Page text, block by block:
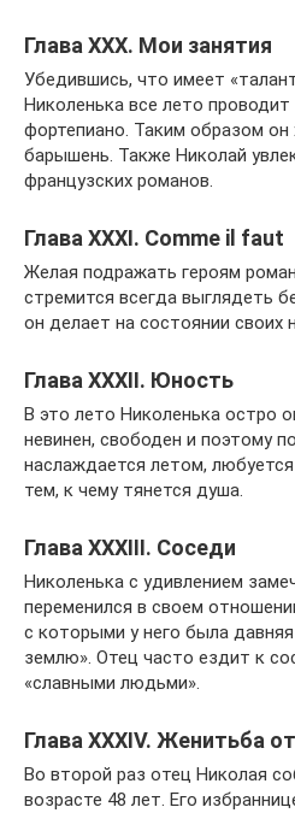
Глава XXX. Мои занятия
Убедившись, что имеет
Николенька все лето
фортепиано. Таким образом
барышень. Также Николай
французских романов.
Глава XXXI. Сomme il faut
Желая подражать героям
стремится всегда выглядеть
он делает на состоянии своих
Глава XXXII. Юность
В это лето Николенька остро
невинен, свободен и поэтому
наслаждается летом,
тем, к чему тянется душа.
Глава XXXIII. Соседи
Николенька с удивлением
переменился в своем
с которыми у него была
землю». Отец часто ездит к
«славными людьми».
Глава XXXIV. Женитьба
Во второй раз отец Николая
возрасте 48 лет. Его